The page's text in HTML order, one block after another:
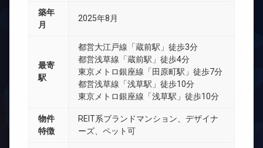
築年
月
2025年8月
最寄
駅
都営大江戸線「蔵前駅」徒歩3分
都営浅草線「蔵前駅」徒歩4分
東京メトロ銀座線「田原町駅」徒歩7分
都営浅草線「浅草駅」徒歩10分
東京メトロ銀座線「浅草駅」徒歩10分
物件
特徴
REIT系ブランドマンション、デザイナ
ーズ、ペット可